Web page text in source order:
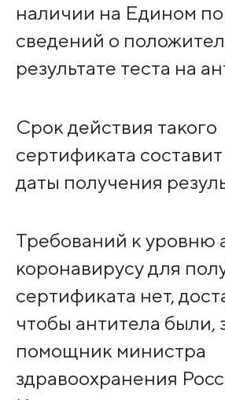
наличии на Едином
сведений о
результате теста на
Срок действия такого
сертификата
даты получения
Требований к уровню
коронавирусу для
сертификата нет,
чтобы антитела были,
помощник министра
здравоохранения